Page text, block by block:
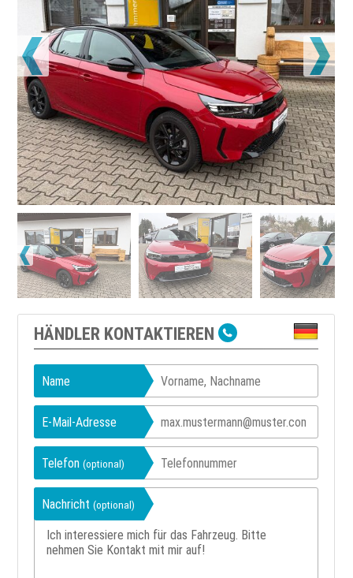
HÄNDLER KONTAKTIEREN
Name
E-Mail-Adresse
Telefon(optional)
Nachricht(optional)